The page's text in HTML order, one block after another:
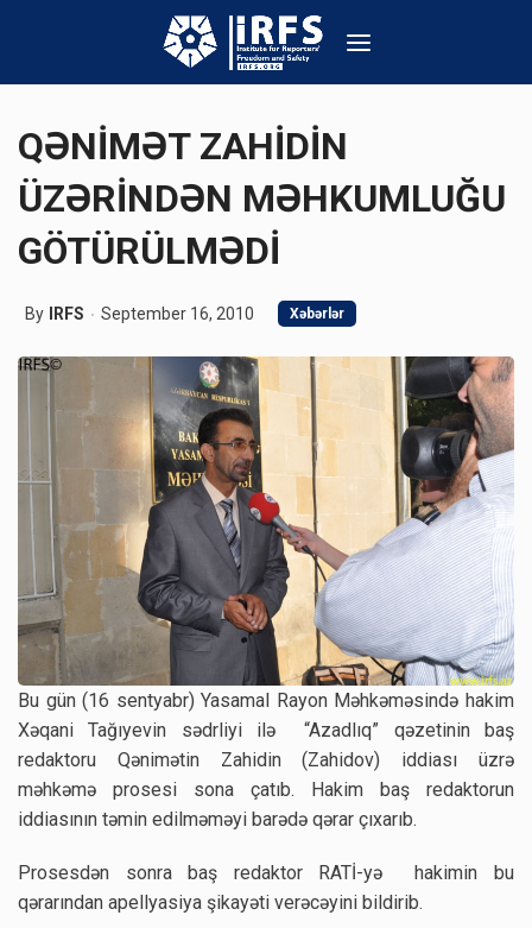
QƏNİMƏT ZAHİDİN
ÜZƏRİNDƏN MƏHKUMLUĞU
GÖTÜRÜLMƏDİ
By IRFS September 16, 2010 Xəbərlər
Bu gün (16 sentyabr) Yasamal Rayon Məhkəməsində hakim
Xəqani Tağıyevin sədrliyi ilə “Azadlıq” qəzetinin baş
redaktoru Qənimətin Zahidin (Zahidov) iddiası üzrə
məhkəmə prosesi sona çatıb. Hakim baş redaktorun
iddiasının təmin edilməməyi barədə qərar çıxarıb.
Prosesdən sonra baş redaktor RATİ-yə hakimin bu
qərarından apellyasiya şikayəti verəcəyini bildirib.